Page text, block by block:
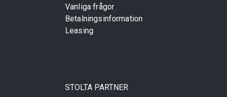
Vanliga frågor
Betalningsinformation
Leasing
STOLTA PARTNER